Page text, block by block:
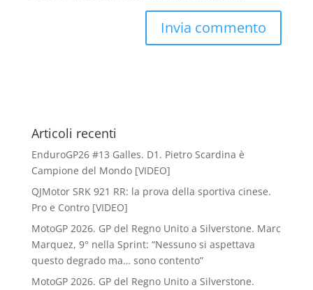
Articoli recenti
EnduroGP26 #13 Galles. D1. Pietro Scardina è
Campione del Mondo [VIDEO]
QJMotor SRK 921 RR: la prova della sportiva cinese.
Pro e Contro [VIDEO]
MotoGP 2026. GP del Regno Unito a Silverstone. Marc
Marquez, 9° nella Sprint: “Nessuno si aspettava
questo degrado ma… sono contento”
MotoGP 2026. GP del Regno Unito a Silverstone.